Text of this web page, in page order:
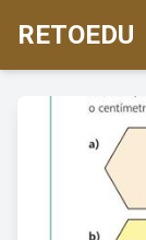
RETOEDU